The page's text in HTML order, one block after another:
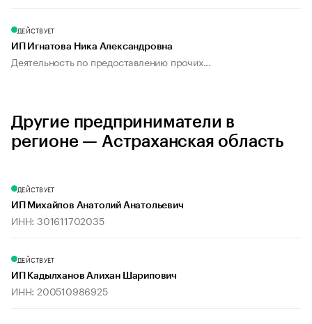
ДЕЙСТВУЕТ
ИП Игнатова Ника Александровна
Деятельность по предоставлению прочих...
Другие предприниматели в
регионе — Астраханская область
ДЕЙСТВУЕТ
ИП Михайлов Анатолий Анатольевич
ИНН: 301611702035
ДЕЙСТВУЕТ
ИП Кадылханов Алихан Шарипович
ИНН: 200510986925